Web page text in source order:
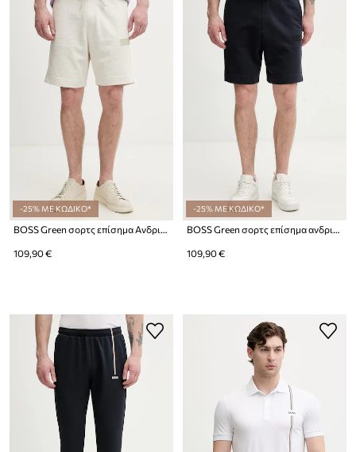
-25% ΜΕ ΚΩΔΙΚΟ*
BOSS Green σορτς επίσημα Ανδρικά με βαμβάκι JT_Shorts
109,90 €
-25% ΜΕ ΚΩΔΙΚΟ*
BOSS Green σορτς επίσημα ανδρικά με βαμβάκι JT_Shorts
109,90 €